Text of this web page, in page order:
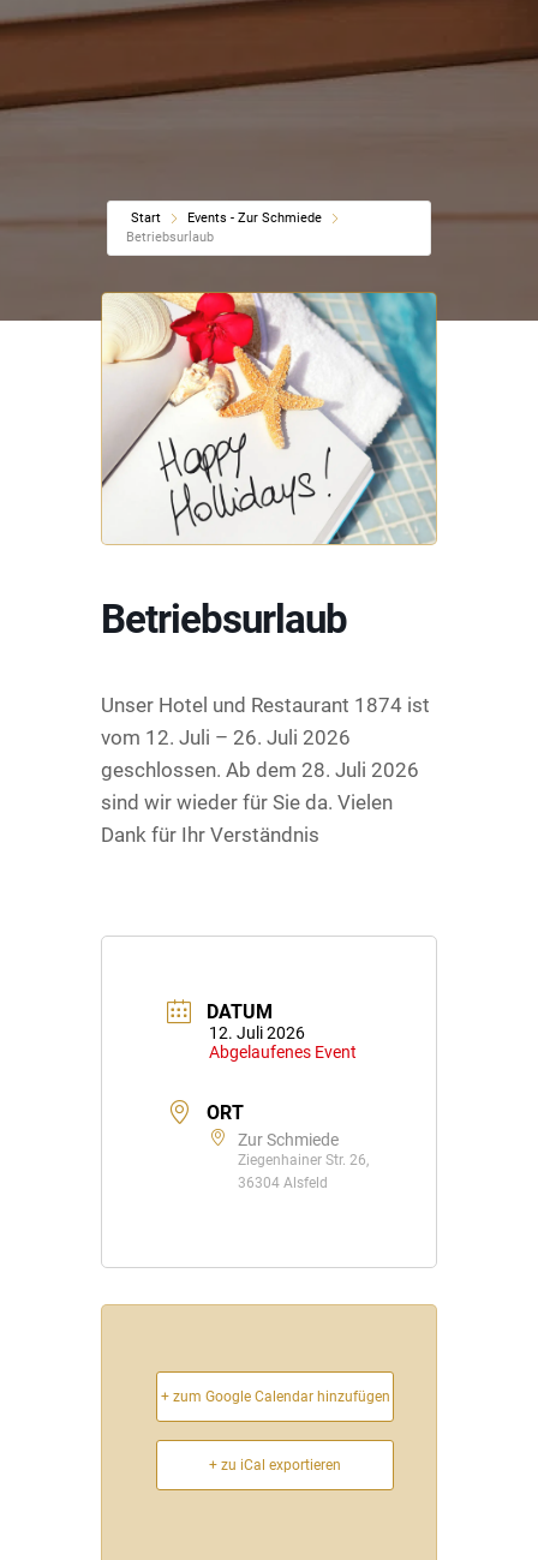
Start
Events - Zur Schmiede
Betriebsurlaub
Betriebsurlaub
Unser Hotel und Restaurant 1874 ist
vom 12. Juli – 26. Juli 2026
geschlossen. Ab dem 28. Juli 2026
sind wir wieder für Sie da. Vielen
Dank für Ihr Verständnis
DATUM
12. Juli 2026
Abgelaufenes Event
ORT
Zur Schmiede
Ziegenhainer Str. 26,
36304 Alsfeld
+ zum Google Calendar hinzufügen
+ zu iCal exportieren